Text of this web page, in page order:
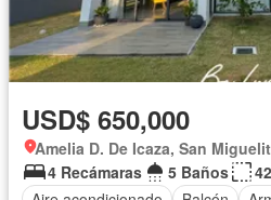
USD$ 650,000
Amelia D. De Icaza, San
4 Recámaras
5 Baños